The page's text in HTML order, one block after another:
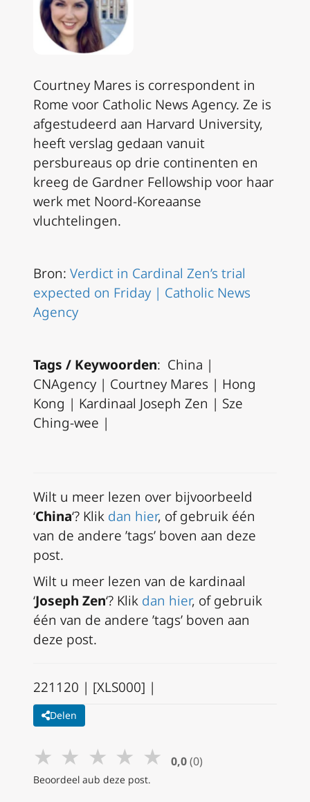
Courtney Mares is correspondent in
Rome voor Catholic News Agency. Ze is
afgestudeerd aan Harvard University,
heeft verslag gedaan vanuit
persbureaus op drie continenten en
kreeg de Gardner Fellowship voor haar
werk met Noord-Koreaanse
vluchtelingen.
Bron: Verdict in Cardinal Zen’s trial
expected on Friday | Catholic News
Agency
Tags / Keywoorden: China |
CNAgency | Courtney Mares | Hong
Kong | Kardinaal Joseph Zen | Sze
Ching-wee |
Wilt u meer lezen over bijvoorbeeld
‘China‘? Klik dan hier, of gebruik één
van de andere ’tags’ boven aan deze
post.
Wilt u meer lezen van de kardinaal
‘Joseph Zen‘? Klik dan hier, of gebruik
één van de andere ’tags’ boven aan
deze post.
221120 | [XLS000] |
Delen
★ ★ ★ ★ ★ 0,0 (0)
Beoordeel aub deze post.